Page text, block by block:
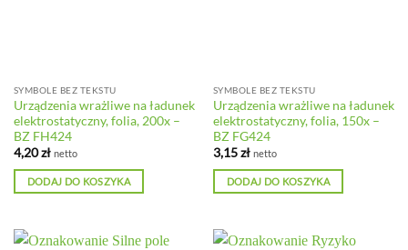
SYMBOLE BEZ TEKSTU
Urządzenia wrażliwe na ładunek
elektrostatyczny, folia, 200x –
BZ FH424
4,20zł netto
DODAJ DO KOSZYKA
SYMBOLE BEZ TEKSTU
Urządzenia wrażliwe na ładunek
elektrostatyczny, folia, 150x –
BZ FG424
3,15zł netto
DODAJ DO KOSZYKA